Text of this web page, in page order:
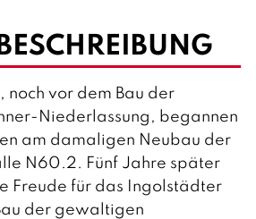
noch vor dem Bau der
Niederlassung, begannen
am damaligen Neubau der
N60.2. Fünf Jahre später
Freude für das Ingolstädter
der gewaltigen